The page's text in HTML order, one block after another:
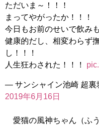
ただいま～！！！
まってやがったか！！！
今日もお前のせいで飲み
健康的だし、相変わらず
し！！！
人生狂わされた！！！
— サンシャイン池崎 超裏
2019年6月16日
愛猫の風神ちゃん（ふ